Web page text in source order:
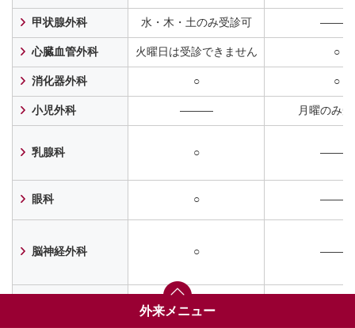
甲状腺外科 水・木・土のみ受診可 ―――
心臓血管外科 火曜日は受診できません ○
消化器外科 ○ ○
小児外科 ――― 月曜のみ
乳腺科 ○ ―――
眼科 ○ ―――
脳神経外科 ○ ―――
○
外来メニュー